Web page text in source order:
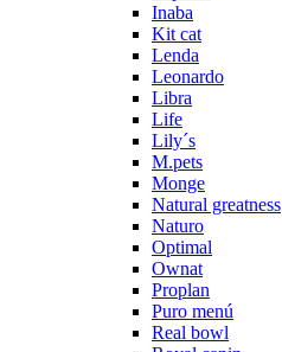
Inaba
Kit cat
Lenda
Leonardo
Libra
Life
Lily´s
M.pets
Monge
Natural greatness
Naturo
Optimal
Ownat
Proplan
Puro menú
Real bowl